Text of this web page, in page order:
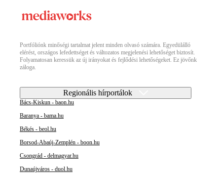
Portfóliónk minőségi tartalmat jelent minden olvasó számára. Egyedülálló
elérést, országos lefedettséget és változatos megjelenési lehetőséget biztosít.
Folyamatosan keressük az új irányokat és fejlődési lehetőségeket. Ez jövőnk
záloga.
Regionális hírportálok
Bács-Kiskun - baon.hu
Baranya - bama.hu
Békés - beol.hu
Borsod-Abaúj-Zemplén - boon.hu
Csongrád - delmagyar.hu
Dunaújváros - duol.hu